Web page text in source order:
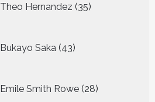
Theo Hernandez 35
producten
Bukayo Saka 43
producten
Emile Smith Rowe 28
producten